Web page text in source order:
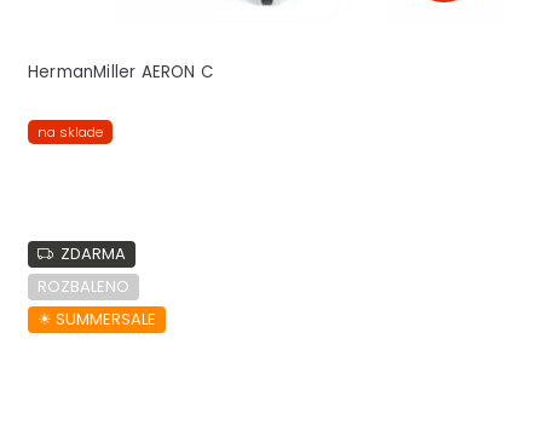
HermanMiller AERON C
na sklade
ZDARMA
ROZBALENO
☀︎ SUMMERSALE